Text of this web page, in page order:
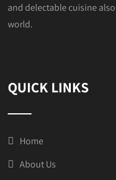
and delectable cuisine
world.
QUICK LINKS
Home
About Us